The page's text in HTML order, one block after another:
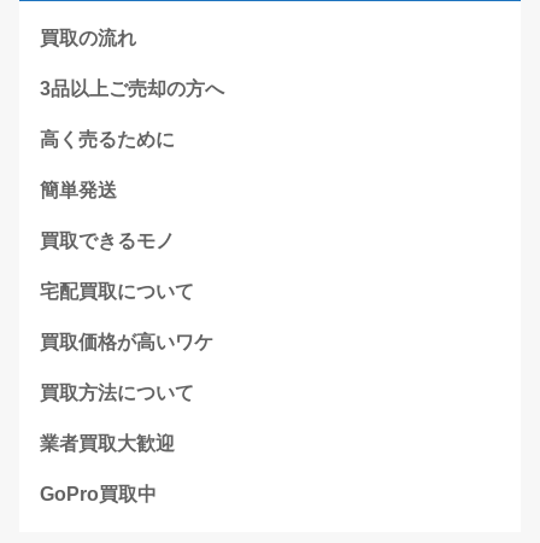
買取の流れ
3品以上ご売却の方へ
高く売るために
簡単発送
買取できるモノ
宅配買取について
買取価格が高いワケ
買取方法について
業者買取大歓迎
GoPro買取中